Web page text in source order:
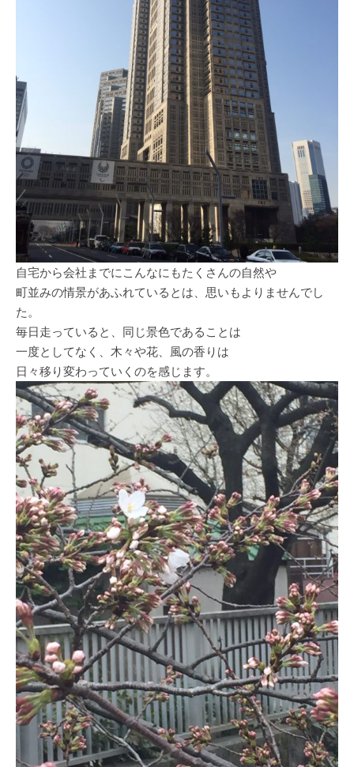
自宅から会社までにこんなにもたくさんの自然や
町並みの情景があふれているとは、思いもよりませんでし
た。
毎日走っていると、同じ景色であることは
一度としてなく、木々や花、風の香りは
日々移り変わっていくのを感じます。